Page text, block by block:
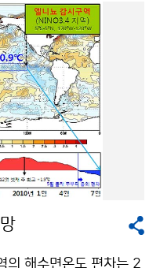
호우에 의한 비 피해가
하며, 앞으로 발표되는
. 또한 16일(금) 밤부터
께 물결이 점차 높아져
특보가 발표될 가능성이
에 각별히 유의해야 하
이(가) 창작한 장마전
중호우 저작물은 "공공
건에 따라 이용 할 수
에 본격 착수했다. 기상
(장관 안병만), 방송통
양부(장관 정종환)는 지
수신한 기상관측영상과
상영상은 지난 7월 10
이후 이틀만인 7월 12
한 것이며, 해양영상은
다. 우리나라의 독자기
상에는 제주도 부근에
을 확인할 수
의 해수면온도 편차는 2